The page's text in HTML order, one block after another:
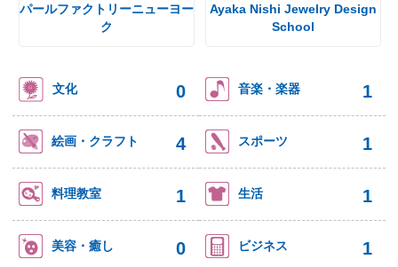
パールファクトリーニューヨー
ク
Ayaka Nishi Jewelry Design
School
文化 0 音楽・楽器 1
絵画・クラフト 4 スポーツ 1
料理教室 1 生活 1
美容・癒し 0 ビジネス 1